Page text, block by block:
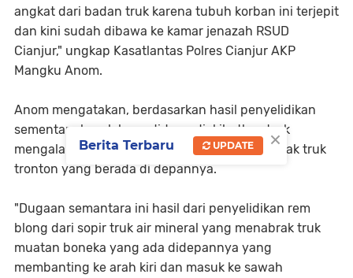
angkat dari badan truk karena tubuh korban ini terjepit
dan kini sudah dibawa ke kamar jenazah RSUD
Cianjur," ungkap Kasatlantas Polres Cianjur AKP
Mangku Anom.
Anom mengatakan, berdasarkan hasil penyelidikan
sementara kecelakaan diduga diakibatkan truk
mengalami rem blong yang kemudian menabrak truk
tronton yang berada di depannya.
"Dugaan semantara ini hasil dari penyelidikan rem
blong dari sopir truk air mineral yang menabrak truk
muatan boneka yang ada didepannya yang
membanting ke arah kiri dan masuk ke sawah
×
Berita Terbaru UPDATE